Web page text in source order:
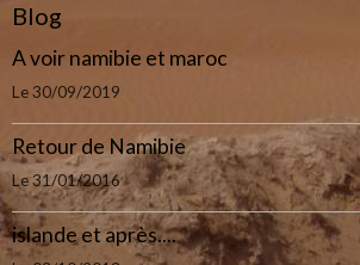
Blog
A voir namibie et maroc
Le 30/09/2019
Retour de Namibie
Le 31/01/2016
islande et après....